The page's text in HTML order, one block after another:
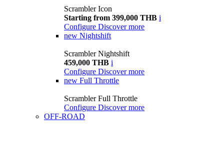
Scrambler Icon
Starting from 399,000 THB i
Configure Discover more
new Nightshift
Scrambler Nightshift
459,000 THB i
Configure Discover more
new Full Throttle
Scrambler Full Throttle
Configure Discover more
OFF-ROAD